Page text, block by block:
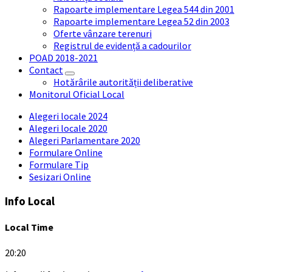
Rapoarte implementare Legea 544 din 2001
Rapoarte implementare Legea 52 din 2003
Oferte vânzare terenuri
Registrul de evidență a cadourilor
POAD 2018-2021
Contact
Hotărârile autorității deliberative
Monitorul Oficial Local
Alegeri locale 2024
Alegeri locale 2020
Alegeri Parlamentare 2020
Formulare Online
Formulare Tip
Sesizari Online
Info Local
Local Time
20:20